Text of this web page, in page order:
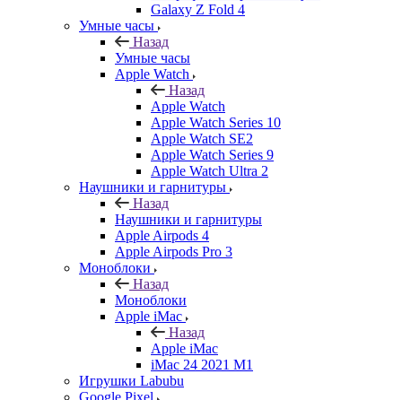
Galaxy Z Fold 4
Умные часы
Назад
Умные часы
Apple Watch
Назад
Apple Watch
Apple Watch Series 10
Apple Watch SE2
Apple Watch Series 9
Apple Watch Ultra 2
Наушники и гарнитуры
Назад
Наушники и гарнитуры
Apple Airpods 4
Apple Airpods Pro 3
Моноблоки
Назад
Моноблоки
Apple iMac
Назад
Apple iMac
iMac 24 2021 M1
Игрушки Labubu
Google Pixel